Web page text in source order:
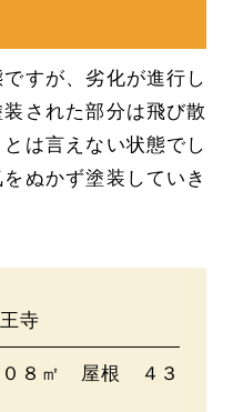
すが、劣化が進行し
された部分は飛び散
は言えない状態でし
ぬかず塗装していき
寺
８㎡ 屋根 ４３